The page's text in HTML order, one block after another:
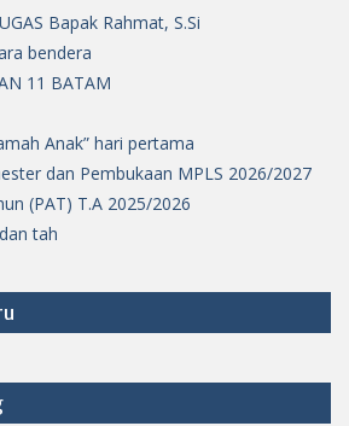
Bapak Rahmat, S.Si
bendera
11 BATAM
Anak” hari pertama
dan Pembukaan MPLS 2026/2027
(PAT) T.A 2025/2026
tah